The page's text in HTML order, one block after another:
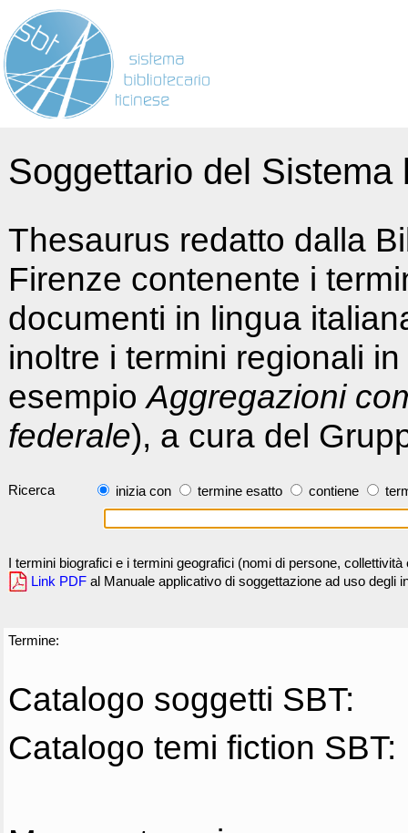
Soggettario del
Thesaurus redatto dalla
Firenze contenente i
documenti in lingua
inoltre i termini regionali
esempioAggregazioni
federale), a cura del
Ricerca inizia con termine esatto contiene
I termini biografici e i termini geografici (nomi di persone,
Link PDF al Manuale applicativo di soggettazione ad uso degli
Termine:
Catalogo soggetti SBT:
Catalogo temi fiction SBT: